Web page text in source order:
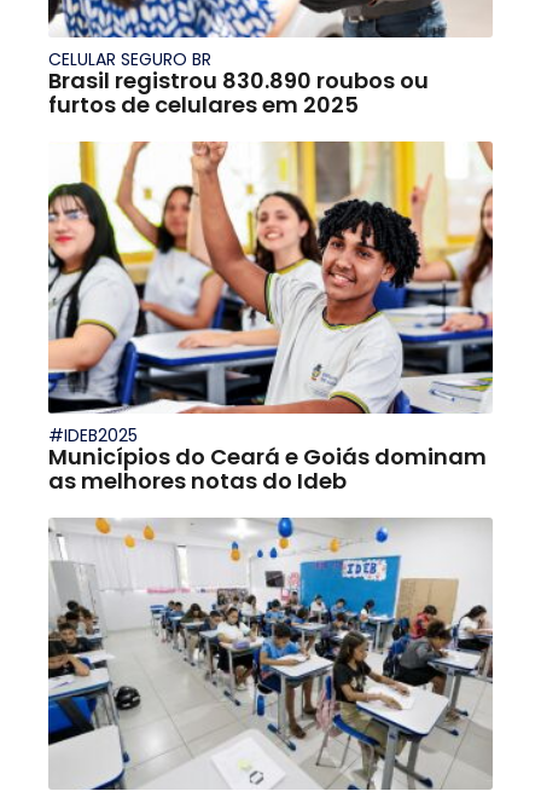
CELULAR SEGURO BR
Brasil registrou 830.890 roubos ou
furtos de celulares em 2025
#IDEB2025
Municípios do Ceará e Goiás dominam
as melhores notas do Ideb